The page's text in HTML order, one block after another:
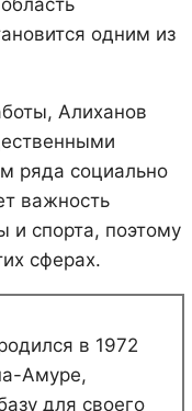
одним из
Алиханов
ряда социально
важность
и спорта, поэтому
сферах.
в 1972
Амуре,
для своего